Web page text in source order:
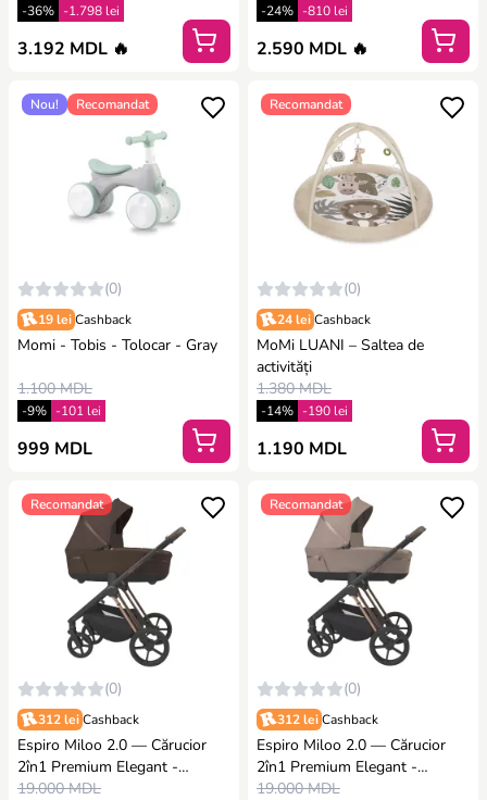
-36% -1.798 lei
3.192 MDL 🔥
-24% -810 lei
2.590 MDL 🔥
Nou! Recomandat
(0)
19 lei Cashback
Momi - Tobis - Tolocar - Gray
1.100 MDL
-9% -101 lei
999 MDL
Recomandat
(0)
24 lei Cashback
MoMi LUANI – Saltea de
activități
1.380 MDL
-14% -190 lei
1.190 MDL
Recomandat
(0)
312 lei Cashback
Espiro Miloo 2.0 — Cărucior
2în1 Premium Elegant -
Excellent chocolate
19.000 MDL
Recomandat
(0)
312 lei Cashback
Espiro Miloo 2.0 — Cărucior
2în1 Premium Elegant -
Cappuccino
19.000 MDL